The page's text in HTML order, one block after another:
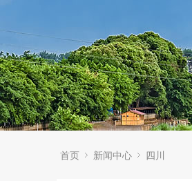
首页 新闻中心 四川